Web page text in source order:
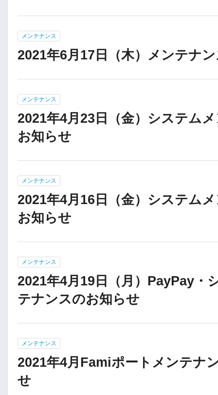
メンテナンス
2021年6月17日（木）メンテナ
メンテナンス
2021年4月23日（金）システム
お知らせ
メンテナンス
2021年4月16日（金）システム
お知らせ
メンテナンス
2021年4月19日（月）PayPay・
テナンスのお知らせ
メンテナンス
2021年4月Famiポートメンテナ
せ